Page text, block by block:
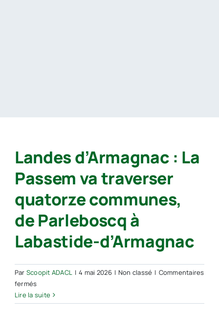
Landes d’Armagnac : La
Passem va traverser
quatorze communes,
de Parleboscq à
Labastide-d’Armagnac
Par Scoopit ADACL | 4 mai 2026 | Non classé | Commentaires
ferméssur
Landes
d’Armagnac :
Lire la suite